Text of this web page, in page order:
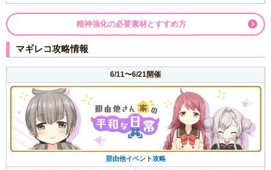
精神強化の必要素材とすすめ方
マギレコ攻略情報
6/11〜6/21開催
那由他イベント攻略